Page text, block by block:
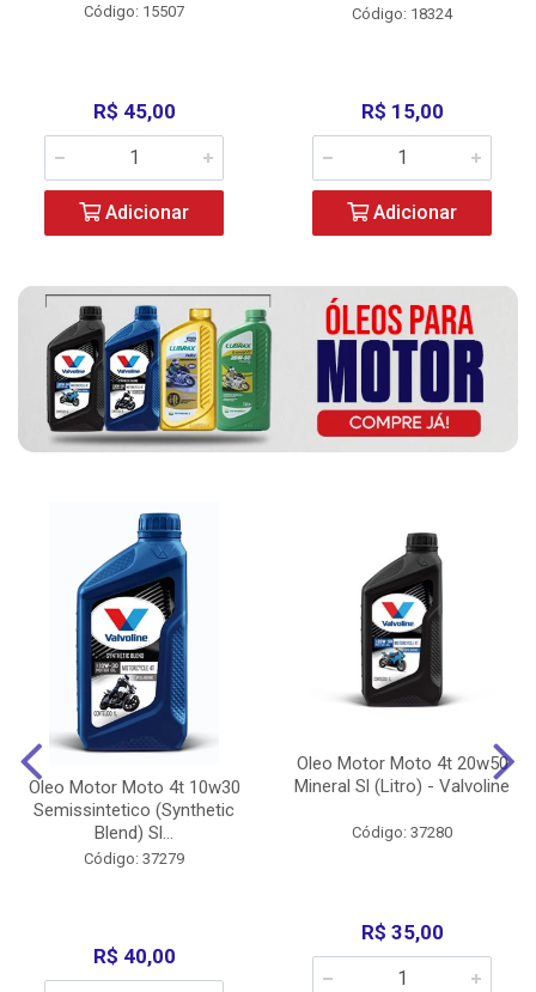
Código: 15507
R$ 45,00
Adicionar
Código: 18324
R$ 15,00
Adicionar
Oleo Motor Moto 4t 10w30
Semissintetico (Synthetic
Blend) Sl...
Código: 37279
R$ 40,00
Oleo Motor Moto 4t 20w50
Mineral Sl (Litro) - Valvoline
Código: 37280
R$ 35,00